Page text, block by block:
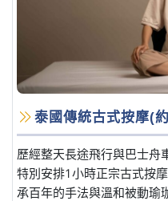
泰國傳統古式按摩(
歷經整天長途飛行與巴士舟
特別安排1小時正宗古式按
承百年的手法與溫和被動瑜